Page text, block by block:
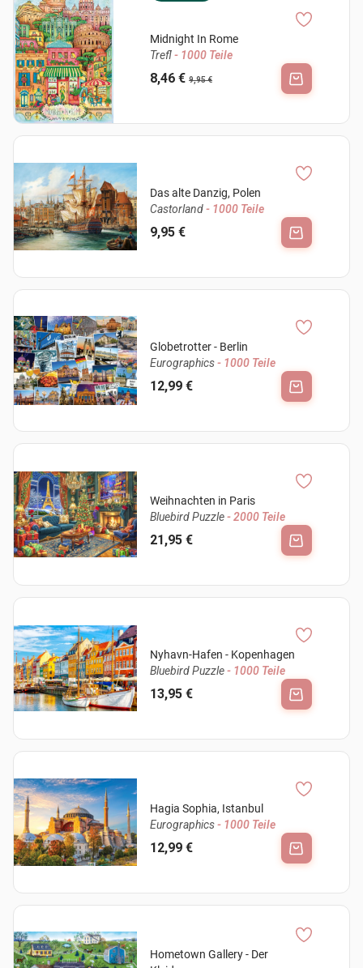
Midnight In Rome
Trefl- 1000 Teile
8,46 € 9,95 €
Das alte Danzig, Polen
Castorland- 1000 Teile
9,95 €
Globetrotter - Berlin
Eurographics- 1000 Teile
12,99 €
Weihnachten in Paris
Bluebird Puzzle- 2000 Teile
21,95 €
Nyhavn-Hafen - Kopenhagen
Bluebird Puzzle- 1000 Teile
13,95 €
Hagia Sophia, Istanbul
Eurographics- 1000 Teile
12,99 €
Hometown Gallery - Der